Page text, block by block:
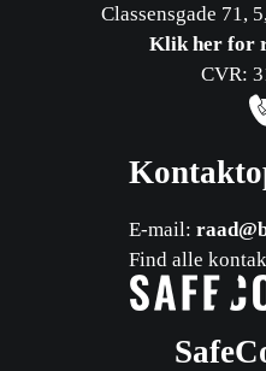
Classensgade 71,
Klik her for
CVR:
E-mail:
Find alle